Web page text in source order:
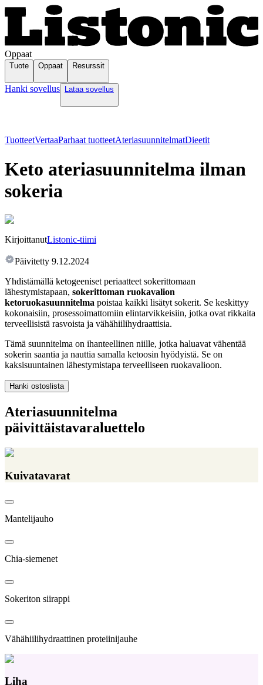
Oppaat
Tuote Oppaat Resurssit
Hanki sovellus Lataa sovellus
TuotteetVertaaParhaat tuotteetAteriasuunnitelmatDieetit
Keto ateriasuunnitelma ilman
sokeria
KirjoittanutListonic-tiimi
Päivitetty 9.12.2024
Yhdistämällä ketogeeniset periaatteet sokerittomaan
lähestymistapaan, sokerittoman ruokavalion
ketoruokasuunnitelma poistaa kaikki lisätyt sokerit. Se keskittyy
kokonaisiin, prosessoimattomiin elintarvikkeisiin, jotka ovat rikkaita
terveellisistä rasvoista ja vähähiilihydraattisia.
Tämä suunnitelma on ihanteellinen niille, jotka haluavat vähentää
sokerin saantia ja nauttia samalla ketoosin hyödyistä. Se on
kaksisuuntainen lähestymistapa terveelliseen ruokavalioon.
Hanki ostoslista
Ateriasuunnitelma
päivittäistavaraluettelo
Kuivatavarat
Mantelijauho
Chia-siemenet
Sokeriton siirappi
Vähähiilihydraattinen proteiinijauhe
Liha